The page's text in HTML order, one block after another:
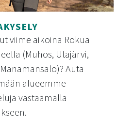
viime aikoina Rokua
(Muhos, Utajärvi,
Auta
alueemme
vastaamalla